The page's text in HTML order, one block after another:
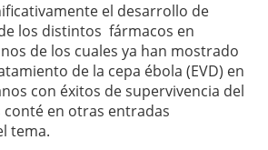
el desarrollo de
los distintos fármacos en
de los cuales ya han mostrado
de la cepa ébola (EVD) en
con éxitos de supervivencia del
conté en otras entradas
tema.